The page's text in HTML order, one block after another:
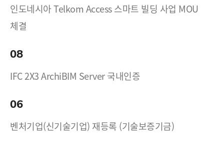
인도네시아 Telkom Access 스마트 빌딩 사업 MOU
체결
08
IFC 2X3 ArchiBIM Server 국내인증
06
벤처기업(신기술기업) 재등록 (기술보증기금)